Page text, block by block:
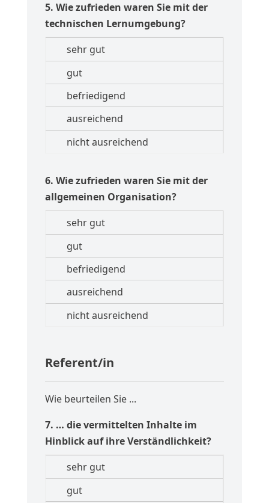
5. Wie zufrieden waren Sie mit der
technischen Lernumgebung?
6. Wie zufrieden waren Sie mit der
allgemeinen Organisation?
Referent/in
Wie beurteilen Sie ...
7. … die vermittelten Inhalte im
Hinblick auf ihre Verständlichkeit?